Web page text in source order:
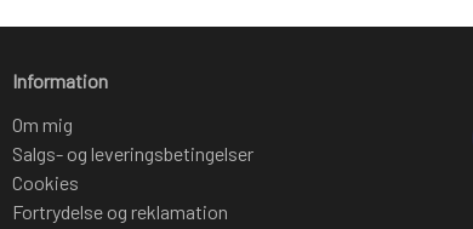
Information
Om mig
Salgs- og leveringsbetingelser
Cookies
Fortrydelse og reklamation